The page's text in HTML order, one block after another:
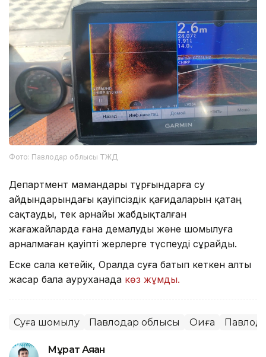
Фото: Павлодар облысы ТЖД
Департмент мамандары тұрғындарға су
айдындарындағы қауіпсіздік қағидаларын қатаң
сақтауды, тек арнайы жабдықталған
жағажайларда ғана демалуды және шомылуға
арналмаған қауіпті жерлерге түспеуді сұрайды.
Еске сала кетейік, Оралда суға батып кеткен алты
жасар бала ауруханада көз жұмды.
Суға шомылу Павлодар облысы Оқиға
Мұрат Аяған